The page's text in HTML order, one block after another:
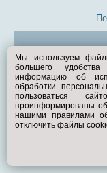
Мы используем
большего
информацию об
обработки
пользоваться
проинформированы
нашими правилами
отключить файлы